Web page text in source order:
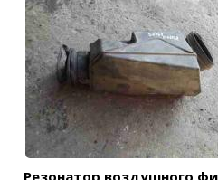
Резонатор воздушного